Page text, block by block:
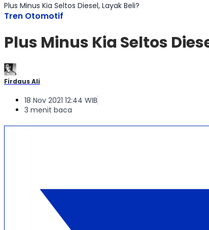
Plus Minus Kia Seltos Diesel, Layak Beli?
Tren Otomotif
Plus Minus Kia Seltos
Firdaus Ali
18 Nov 2021 12:44 WIB
3 menit baca